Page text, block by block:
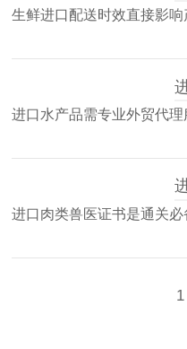
生鲜进口配送时效直接影
进口水产品需专业外贸代
进口肉类兽医证书是通关
1